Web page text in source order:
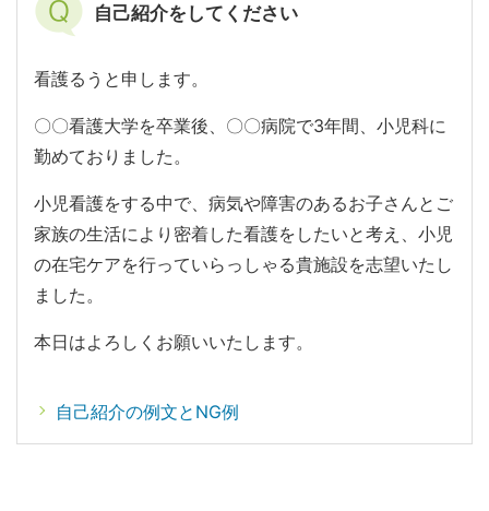
自己紹介をしてください
看護るうと申します。
〇〇看護大学を卒業後、〇〇病院で3年間、小児科に
勤めておりました。
小児看護をする中で、病気や障害のあるお子さんとご
家族の生活により密着した看護をしたいと考え、小児
の在宅ケアを行っていらっしゃる貴施設を志望いたし
ました。
本日はよろしくお願いいたします。
自己紹介の例文とNG例